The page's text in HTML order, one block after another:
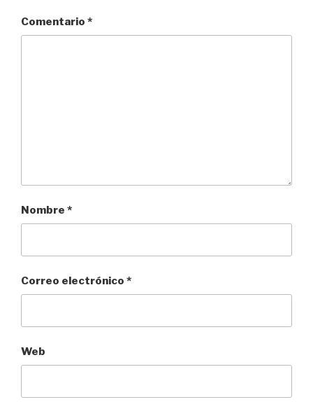
Comentario *
Nombre *
Correo electrónico *
Web